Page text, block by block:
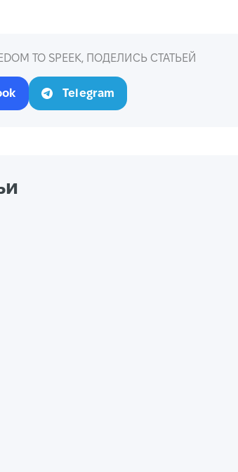
TO SPEEK, ПОДЕЛИСЬ СТАТЬЕЙ
Telegram